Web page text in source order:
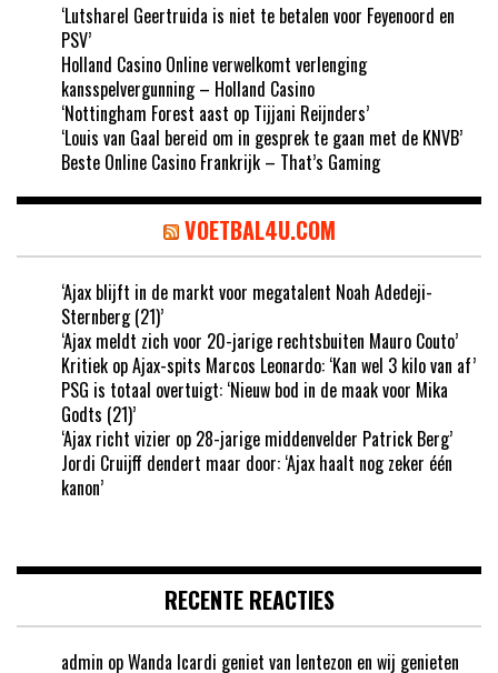
‘Lutsharel Geertruida is niet te betalen voor Feyenoord en
PSV’
Holland Casino Online verwelkomt verlenging
kansspelvergunning – Holland Casino
‘Nottingham Forest aast op Tijjani Reijnders’
‘Louis van Gaal bereid om in gesprek te gaan met de KNVB’
Beste Online Casino Frankrijk – That’s Gaming
VOETBAL4U.COM
‘Ajax blijft in de markt voor megatalent Noah Adedeji-
Sternberg (21)’
‘Ajax meldt zich voor 20-jarige rechtsbuiten Mauro Couto’
Kritiek op Ajax-spits Marcos Leonardo: ‘Kan wel 3 kilo van af’
PSG is totaal overtuigt: ‘Nieuw bod in de maak voor Mika
Godts (21)’
‘Ajax richt vizier op 28-jarige middenvelder Patrick Berg’
Jordi Cruijff dendert maar door: ‘Ajax haalt nog zeker één
kanon’
RECENTE REACTIES
admin opWanda Icardi geniet van lentezon en wij genieten